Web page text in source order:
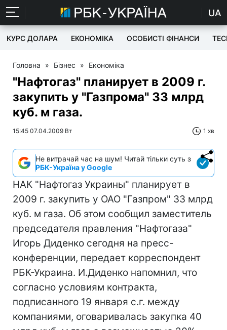
UA
КУРС ДОЛАРА ЕКОНОМІКА ОСОБИСТІ ФІНАНСИ
Головна » Бізнес » Економіка
"Нафтогаз" планирует в 2009 г.
закупить у "Газпрома" 33 млрд
куб. м газа.
15:45 07.04.2009 Вт 1 хв
Не витрачай час на шум! Читай тільки суть з
РБК-Україна у Google
НАК "Нафтогаз Украины" планирует в
2009 г. закупить у ОАО "Газпром" 33 млрд
куб. м газа. Об этом сообщил заместитель
председателя правления "Нафтогаза"
Игорь Диденко сегодня на пресс-
конференции, передает корреспондент
РБК-Украина. И.Диденко напомнил, что
согласно условиям контракта,
подписанного 19 января с.г. между
компаниями, оговаривалась закупка 40